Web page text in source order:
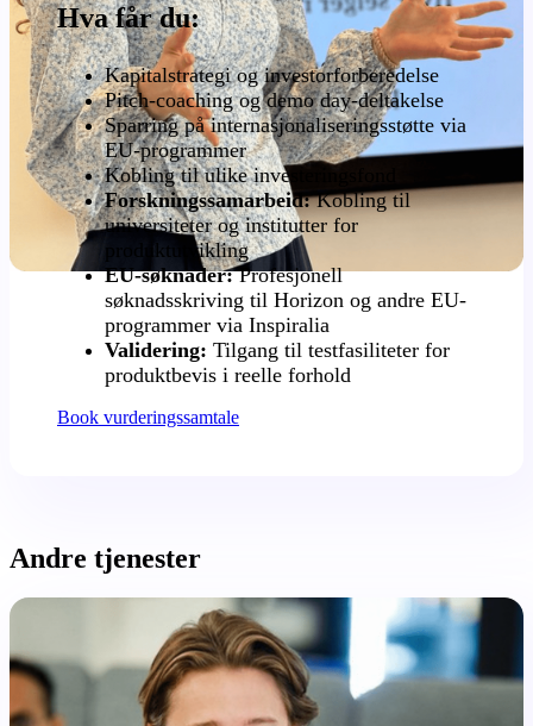
Hva får du:
Kapitalstrategi og investorforberedelse
Pitch-coaching og demo day-deltakelse
Sparring på internasjonaliseringsstøtte via
EU-programmer
Kobling til ulike investeringsfond
Forskningssamarbeid:Kobling til
universiteter og institutter for
produktutvikling
EU-søknader:Profesjonell
søknadsskriving til Horizon og andre EU-
programmer via Inspiralia
Validering: Tilgang til testfasiliteter for
produktbevis i reelle forhold
Book vurderingssamtale
Andre tjenester